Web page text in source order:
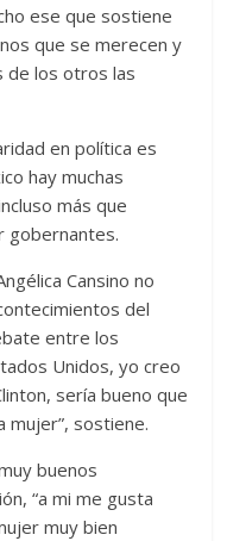
ese que sostiene
que se merecen y
de los otros las
en política es
hay muchas
más que
gobernantes.
Cansino no
del
entre los
Unidos, yo creo
sería bueno que
mujer”, sostiene.
buenos
“a mi me gusta
muy bien